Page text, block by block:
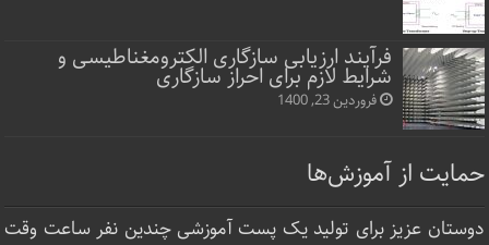
فرآیند ارزیابی سازگاری الکترومغناطیسی و
شرایط لازم برای احراز سازگاری
فروردین 23, 1400
حمایت از آموزش‌ها
دوستان عزیز برای تولید یک پست آموزشی چندین نفر ساعت‌ وقت